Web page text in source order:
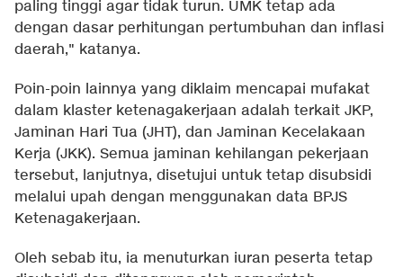
paling tinggi agar tidak turun. UMK tetap ada
dengan dasar perhitungan pertumbuhan dan inflasi
daerah," katanya.
Poin-poin lainnya yang diklaim mencapai mufakat
dalam klaster ketenagakerjaan adalah terkait JKP,
Jaminan Hari Tua (JHT), dan Jaminan Kecelakaan
Kerja (JKK). Semua jaminan kehilangan pekerjaan
tersebut, lanjutnya, disetujui untuk tetap disubsidi
melalui upah dengan menggunakan data BPJS
Ketenagakerjaan.
Oleh sebab itu, ia menuturkan iuran peserta tetap